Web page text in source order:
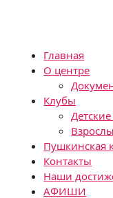
Главная
О центре
Клубы
Пушкинская
Контакты
Наши
АФИШИ